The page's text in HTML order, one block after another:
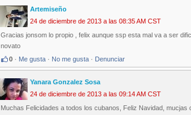
Artemiseño
24 de diciembre de 2013 a las 08:35 AM CST
Gracias jonsom lo propio , felix aunque ssp esta mal va a ser
novato
0 · Me gusta · No me gusta · Denunciar
Yanara Gonzalez Sosa
24 de diciembre de 2013 a las 09:14 AM CST
Muchas Felicidades a todos los cubanos, Feliz Navidad,